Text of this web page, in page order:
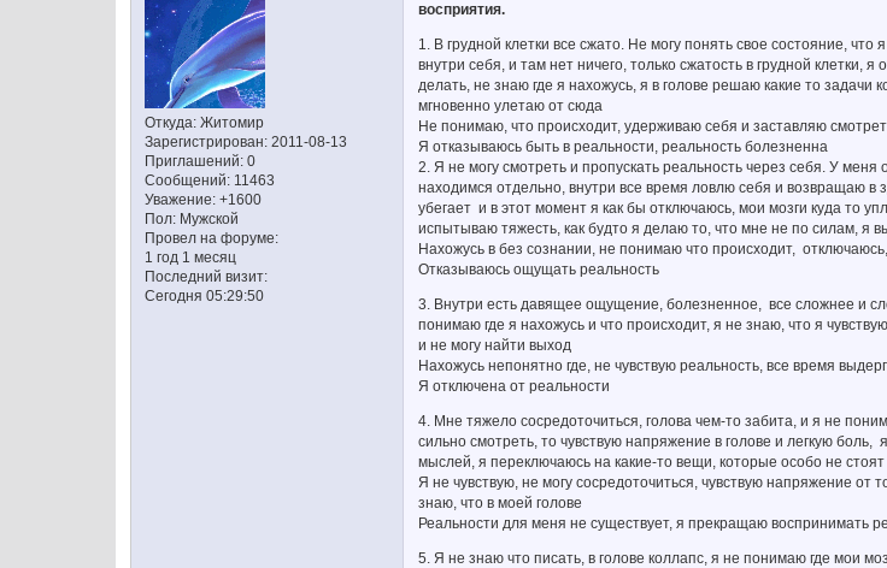
Откуда: Житомир
Зарегистрирован: 2011-08-13
Приглашений: 0
Сообщений: 11463
Уважение: +1600
Пол: Мужской
Провел на форуме:
1 год 1 месяц
Последний визит:
Сегодня 05:29:50
восприятия.
1. В грудной клетки все сжато. Не могу понять свое состояние,
внутри себя, и там нет ничего, только сжатость в грудной
делать, не знаю где я нахожусь, я в голове решаю какие то
мгновенно улетаю от сюда
Не понимаю, что происходит, удерживаю себя и заставляю
Я отказываюсь быть в реальности, реальность болезненна
2. Я не могу смотреть и пропускать реальность через себя. У
находимся отдельно, внутри все время ловлю себя и возвращаю в
убегает и в этот момент я как бы отключаюсь, мои мозги куда то
испытываю тяжесть, как будто я делаю то, что мне не по силам, я
Нахожусь в без сознании, не понимаю что происходит,
Отказываюсь ощущать реальность
3. Внутри есть давящее ощущение, болезненное, все сложнее и
понимаю где я нахожусь и что происходит, я не знаю, что я
и не могу найти выход
Нахожусь непонятно где, не чувствую реальность, все время
Я отключена от реальности
4. Мне тяжело сосредоточиться, голова чем-то забита, и я не
сильно смотреть, то чувствую напряжение в голове и легкую
мыслей, я переключаюсь на какие-то вещи, которые особо не
Я не чувствую, не могу сосредоточиться, чувствую напряжение от
знаю, что в моей голове
Реальности для меня не существует, я прекращаю воспринимать
5. Я не знаю что писать, в голове коллапс, я не понимаю где мои